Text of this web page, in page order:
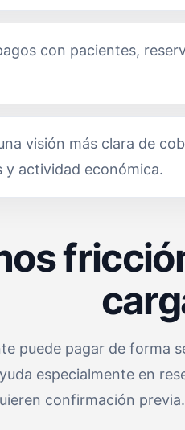
con pacientes,
visión más clara de
y actividad económica.
puede pagar de forma
especialmente en
confirmación previa.